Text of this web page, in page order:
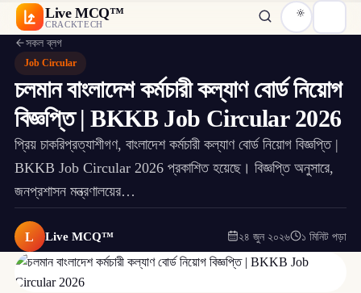
Live MCQ™
CRACKTECH
সকল ব্লগ
Job Circular
চলমান বাংলাদেশ কর্মচারী কল্যাণ বোর্ড নিয়োগ
বিজ্ঞপ্তি | BKKB Job Circular 2026
প্রিয় চাকরিপ্রত্যাশীগণ, বাংলাদেশ কর্মচারী কল্যাণ বোর্ড নিয়োগ বিজ্ঞপ্তি |
BKKB Job Circular 2026 প্রকাশিত হয়েছে। বিজ্ঞপ্তি অনুসারে,
জনপ্রশাসন মন্ত্রণালয়ের…
L Live MCQ™ ২৪ জুন ২০২৬ ১ মিনিট পড়া